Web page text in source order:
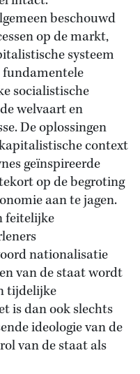
beschouwd
op de markt,
systeem
fundamentele
socialistische
welvaart en
De oplossingen
context
geïnspireerde
op de begroting
aan te jagen.
feitelijke
nationalisatie
van de staat wordt
tijdelijke
is dan ook slechts
ideologie van de
van de staat als